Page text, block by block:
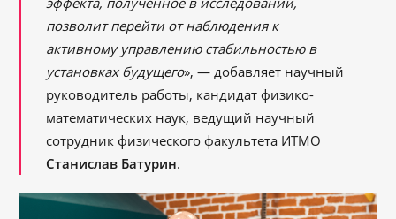
позволит перейти от наблюдения к
активному управлению стабильностью в
установках будущего», — добавляет научный
руководитель работы, кандидат физико-
математических наук, ведущий научный
сотрудник физического факультета ИТМО
Станислав Батурин.